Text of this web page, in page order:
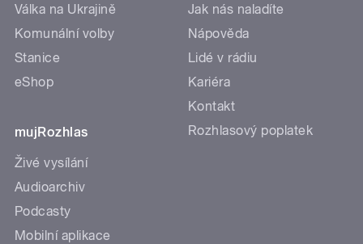
Válka na Ukrajině
Komunální volby
Stanice
eShop
mujRozhlas
Živé vysílání
Audioarchiv
Podcasty
Mobilní aplikace
Jak nás naladíte
Nápověda
Lidé v rádiu
Kariéra
Kontakt
Rozhlasový poplatek